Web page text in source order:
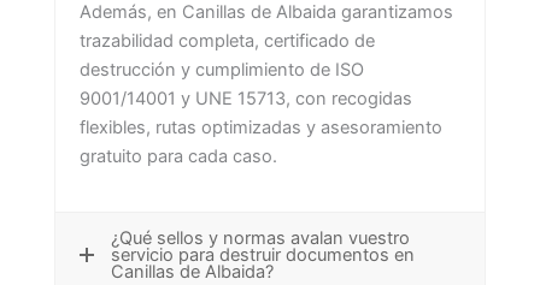
Además, en Canillas de Albaida garantizamos
trazabilidad completa, certificado de
destrucción y cumplimiento de ISO
9001/14001 y UNE 15713, con recogidas
flexibles, rutas optimizadas y asesoramiento
gratuito para cada caso.
¿Qué sellos y normas avalan vuestro
servicio para destruir documentos en
Canillas de Albaida?